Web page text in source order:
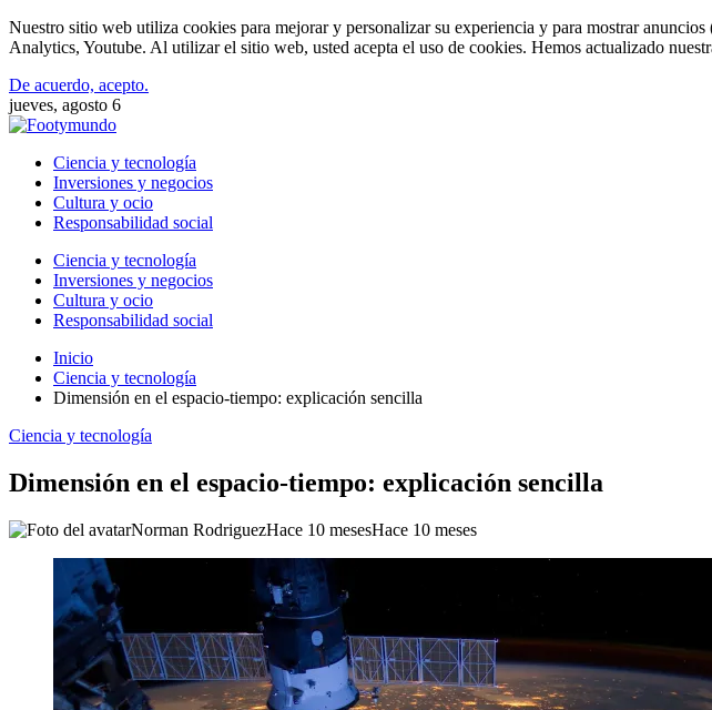
Nuestro sitio web utiliza cookies para mejorar y personalizar su experiencia y para mostrar
Analytics, Youtube. Al utilizar el sitio web, usted acepta el uso de cookies. Hemos actualizado
De acuerdo, acepto.
jueves, agosto 6
Ciencia y tecnología
Inversiones y negocios
Cultura y ocio
Responsabilidad social
Ciencia y tecnología
Inversiones y negocios
Cultura y ocio
Responsabilidad social
Inicio
Ciencia y tecnología
Dimensión en el espacio-tiempo: explicación sencilla
Ciencia y tecnología
Dimensión en el espacio-tiempo: explicación sencilla
Norman RodriguezHace 10 mesesHace 10 meses